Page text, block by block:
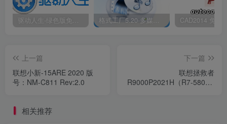
驱动人生-绿色版免安装|一键运行exe 格式工厂5.20-多媒体格式转换工具|免安装绿色版
上一篇
联想小新-15ARE 2020 版
号：NM-C811 Rev:2.0
下一篇
联想拯救者
R9000P2021H（R7-5800H
相关推荐